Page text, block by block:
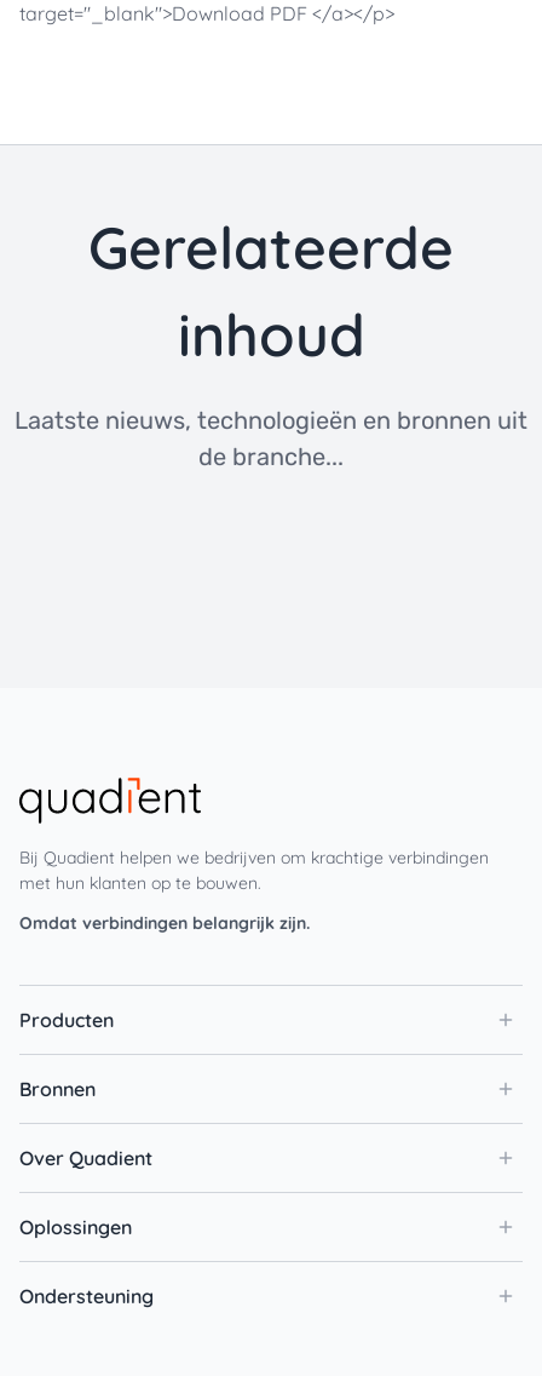
target="_blank">Download PDF </a></p>
Gerelateerde
inhoud
Laatste nieuws, technologieën en bronnen uit
de branche...
Bij Quadient helpen we bedrijven om krachtige verbindingen
met hun klanten op te bouwen.
Omdat verbindingen belangrijk zijn.
Producten
Bronnen
Over Quadient
Oplossingen
Ondersteuning